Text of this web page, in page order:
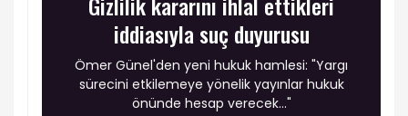
iddiasıyla suç duyurusu
Ömer Günel'den yeni hukuk hamlesi: "Yargı
sürecini etkilemeye yönelik yayınlar hukuk
önünde hesap verecek..."